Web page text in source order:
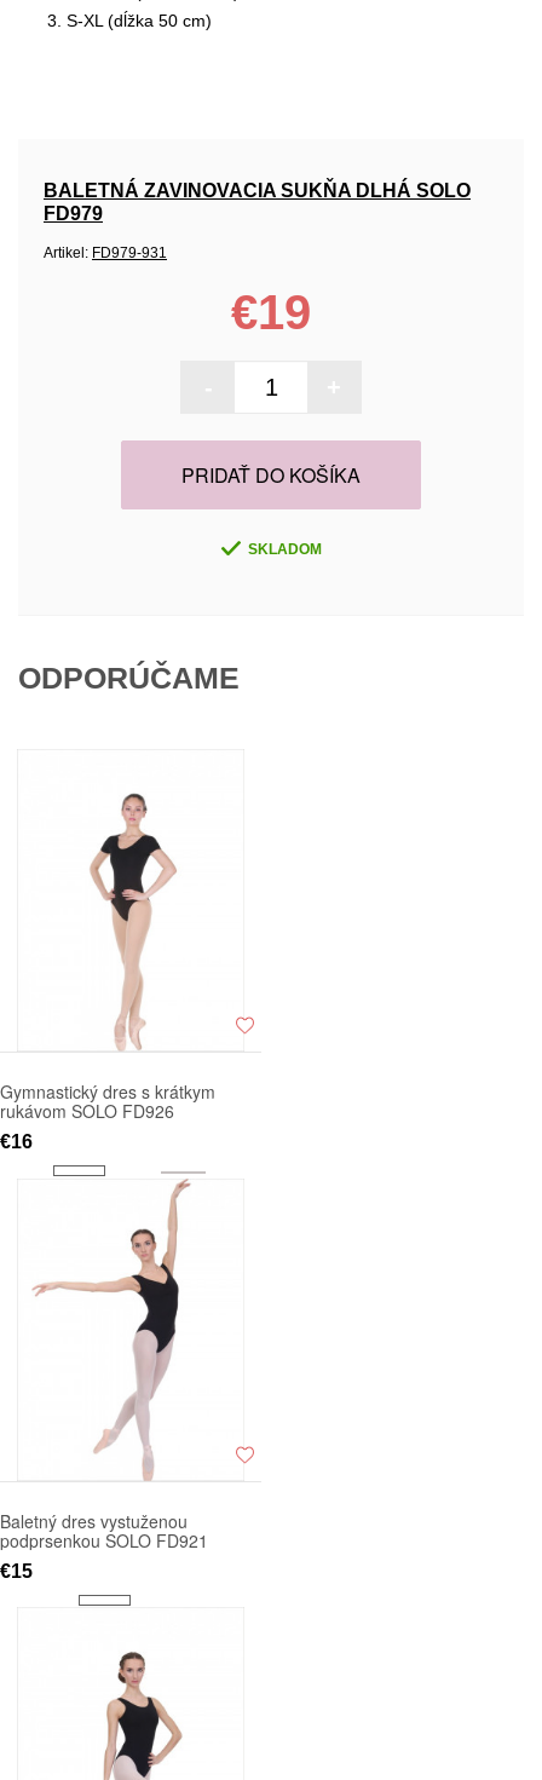
S-XL (dĺžka 50 cm)
BALETNÁ ZAVINOVACIA SUKŇA DLHÁ SOLO
FD979
Artikel: FD979-931
€19
PRIDAŤ DO KOŠÍKA
SKLADOM
ODPORÚČAME
Gymnastický dres s krátkym
rukávom SOLO FD926
€16
Baletný dres vystuženou
podprsenkou SOLO FD921
€15